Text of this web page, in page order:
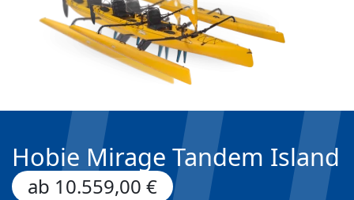
Hobie Mirage Tandem Island
ab 10.559,00 €